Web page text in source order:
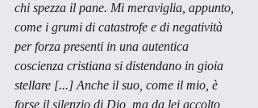
chi spezza il pane. Mi meraviglia, appunto,
come i grumi di catastrofe e di negatività
per forza presenti in una autentica
coscienza cristiana si distendano in gioia
stellare [...] Anche il suo, come il mio, è
forse il silenzio di Dio, ma da lei accolto